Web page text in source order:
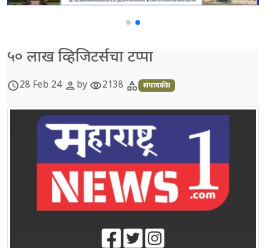
५० लाख व्हिजिटर्सचा टप्पा
schedule28 Feb 24 personby visibility2138 category संपादकीय